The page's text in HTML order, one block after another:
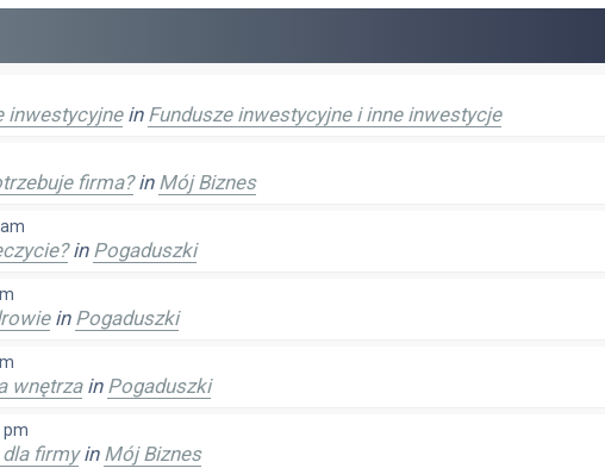
inwestycyjnein Fundusze inwestycyjne i inne inwestycje
firma?in Mój Biznes
in Pogaduszki
in Pogaduszki
wnętrzain Pogaduszki
pm
firmyin Mój Biznes